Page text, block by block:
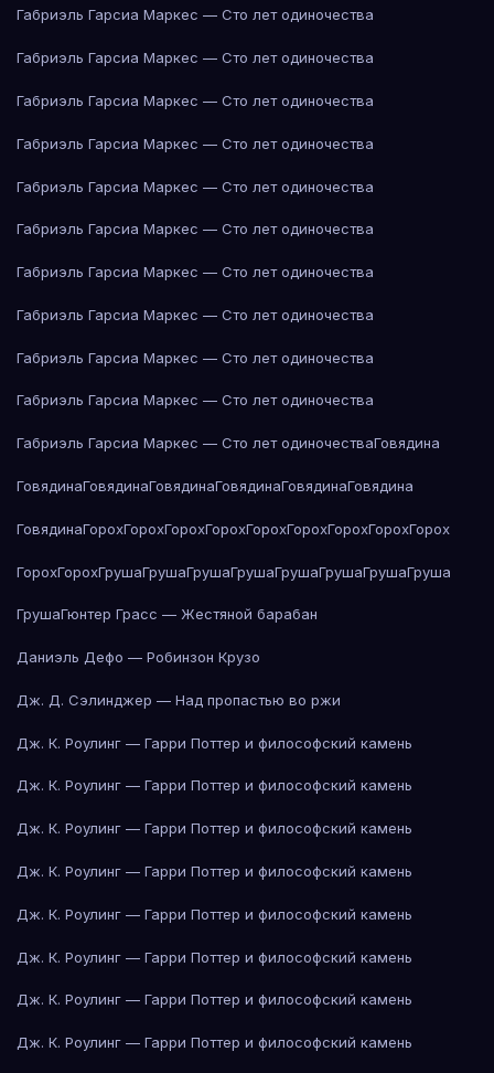
Габриэль Гарсиа Маркес — Сто лет одиночества
Габриэль Гарсиа Маркес — Сто лет одиночества
Габриэль Гарсиа Маркес — Сто лет одиночества
Габриэль Гарсиа Маркес — Сто лет одиночества
Габриэль Гарсиа Маркес — Сто лет одиночества
Габриэль Гарсиа Маркес — Сто лет одиночества
Габриэль Гарсиа Маркес — Сто лет одиночества
Габриэль Гарсиа Маркес — Сто лет одиночества
Габриэль Гарсиа Маркес — Сто лет одиночества
Габриэль Гарсиа Маркес — Сто лет одиночества
Габриэль Гарсиа Маркес — Сто лет одиночестваГовядина
ГовядинаГовядинаГовядинаГовядинаГовядинаГовядина
ГовядинаГорохГорохГорохГорохГорохГорохГорохГорохГорох
ГорохГорохГрушаГрушаГрушаГрушаГрушаГрушаГрушаГруша
ГрушаГюнтер Грасс — Жестяной барабан
Даниэль Дефо — Робинзон Крузо
Дж. Д. Сэлинджер — Над пропастью во ржи
Дж. К. Роулинг — Гарри Поттер и философский камень
Дж. К. Роулинг — Гарри Поттер и философский камень
Дж. К. Роулинг — Гарри Поттер и философский камень
Дж. К. Роулинг — Гарри Поттер и философский камень
Дж. К. Роулинг — Гарри Поттер и философский камень
Дж. К. Роулинг — Гарри Поттер и философский камень
Дж. К. Роулинг — Гарри Поттер и философский камень
Дж. К. Роулинг — Гарри Поттер и философский камень